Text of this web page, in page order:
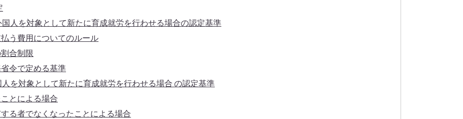
人を対象として新たに育成就労を行わせる場合の認定基準
う費用についてのルール
合制限
令で定める基準
を対象として新たに育成就労を行わせる場合 の認定基準
とによる場合
る者でなくなったことによる場合